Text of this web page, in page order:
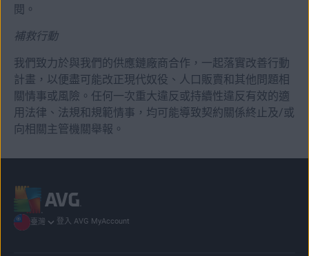
閱。
補救行動
我們致力於與我們的供應鏈廠商合作，一起落實改善行動
計畫，以便盡可能改正現代奴役、人口販賣和其他問題相
關情事或風險。任何一次重大違反或持續性違反有效的適
用法律、法規和規範情事，均可能導致契約關係終止及/或
向相關主管機關舉報。
臺灣 登入 AVG MyAccount